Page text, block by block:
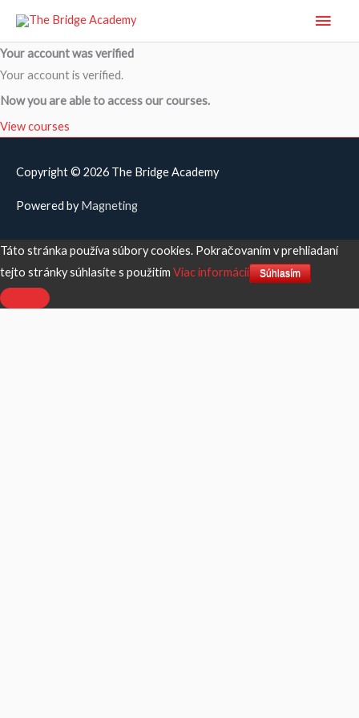
Main
Your account was verified
Your account is verified.
Now you are able to access our courses.
View courses
Copyright © 2026 The Bridge Academy
Powered byMagneting
Táto stránka používa súbory cookies. Pokračovaním v prehliadaní
tejto stránky súhlasíte s použitím Viac informácií Súhlasím